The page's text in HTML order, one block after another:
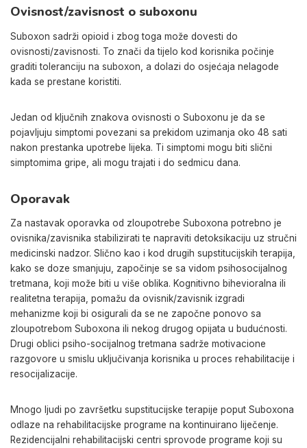
Ovisnost/zavisnost o suboxonu
Suboxon sadrži opioid i zbog toga može dovesti do
ovisnosti/zavisnosti. To znači da tijelo kod korisnika počinje
graditi toleranciju na suboxon, a dolazi do osjećaja nelagode
kada se prestane koristiti.
Jedan od ključnih znakova ovisnosti o Suboxonu je da se
pojavljuju simptomi povezani sa prekidom uzimanja oko 48 sati
nakon prestanka upotrebe lijeka. Ti simptomi mogu biti slični
simptomima gripe, ali mogu trajati i do sedmicu dana.
Oporavak
Za nastavak oporavka od zloupotrebe Suboxona potrebno je
ovisnika/zavisnika stabilizirati te napraviti detoksikaciju uz stručni
medicinski nadzor. Slično kao i kod drugih supstitucijskih terapija,
kako se doze smanjuju, započinje se sa vidom psihosocijalnog
tretmana, koji može biti u više oblika. Kognitivno bihevioralna ili
realitetna terapija, pomažu da ovisnik/zavisnik izgradi
mehanizme koji bi osigurali da se ne započne ponovo sa
zloupotrebom Suboxona ili nekog drugog opijata u budućnosti.
Drugi oblici psiho-socijalnog tretmana sadrže motivacione
razgovore u smislu uključivanja korisnika u proces rehabilitacije i
resocijalizacije.
Mnogo ljudi po završetku supstitucijske terapije poput Suboxona
odlaze na rehabilitacijske programe na kontinuirano liječenje.
Rezidencijalni rehabilitacijski centri sprovode programe koji su